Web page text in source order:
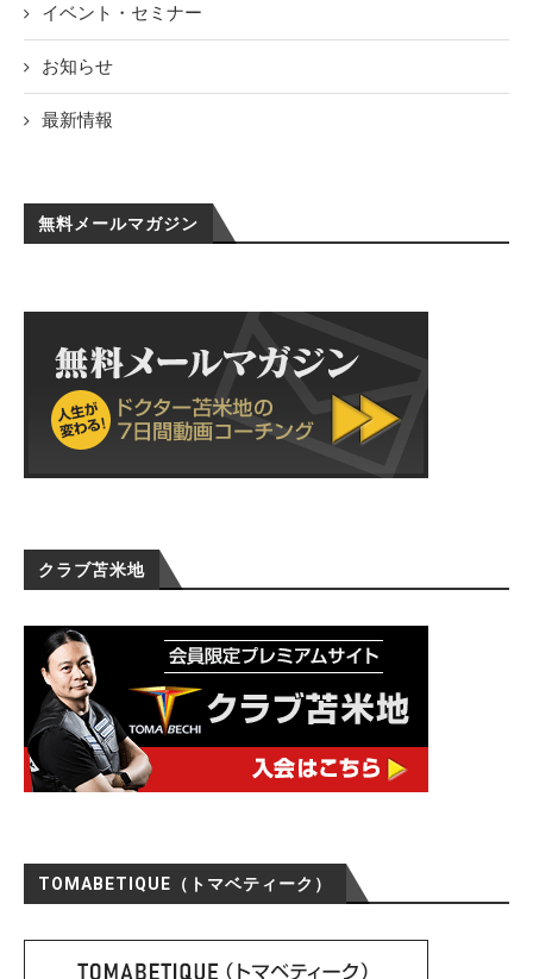
イベント・セミナー
お知らせ
最新情報
無料メールマガジン
クラブ苫米地
TOMABETIQUE（トマベティーク）